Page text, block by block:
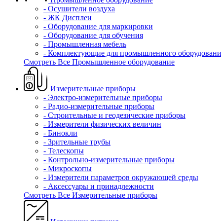
- Осушители воздуха
- ЖК Дисплеи
- Оборудование для маркировки
- Оборудование для обучения
- Промышленная мебель
- Комплектующие для промышленного
Смотреть Все Промышленное оборудование
Измерительные приборы
- Электро-измерительные приборы
- Радио-измерительные приборы
- Строительные и геодезические приборы
- Измерители физических величин
- Бинокли
- Зрительные трубы
- Телескопы
- Контрольно-измерительные приборы
- Микроскопы
- Измерители параметров окружающей среды
- Аксессуары и принадлежности
Смотреть Все Измерительные приборы